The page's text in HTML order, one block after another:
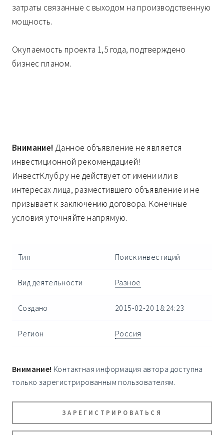
затраты связанные с выходом на производственную
мощность.
Окупаемость проекта 1,5 года, подтверждено
бизнес планом.
Внимание! Данное объявление не является
инвестиционной рекомендацией!
ИнвестКлуб.ру не действует от имени или в
интересах лица, разместившего объявление и не
призывает к заключению договора. Конечные
условия уточняйте напрямую.
Тип Поиск инвестиций
Вид деятельности Разное
Создано 2015-02-20 18:24:23
Регион Россия
Внимание! Контактная информация автора доступна
только зарегистрированным пользователям.
ЗАРЕГИСТРИРОВАТЬСЯ